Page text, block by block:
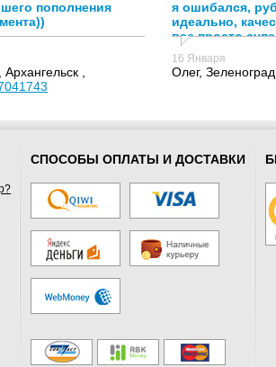
пополнения
,
я ошибался,
идеально,
все просто
в дальнейшем
вас!
16 Января
Олег, Зеленоград
СПОСОБЫ ОПЛАТЫ И ДОСТАВКИ